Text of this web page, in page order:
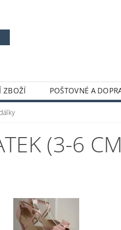
ZBOŽÍ
POŠTOVNÉ A
(3-6